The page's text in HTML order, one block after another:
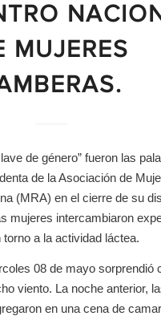
MUJERES
de género” fueron las
de la Asociación de
(MRA) en el cierre de su
mujeres intercambiaron
a la actividad láctea.
08 de mayo sorprendió
viento. La noche anterior,
en una cena de